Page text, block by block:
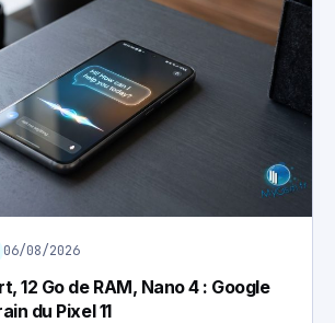
06/08/2026
12 Go de RAM, Nano 4 : Google
du Pixel 11